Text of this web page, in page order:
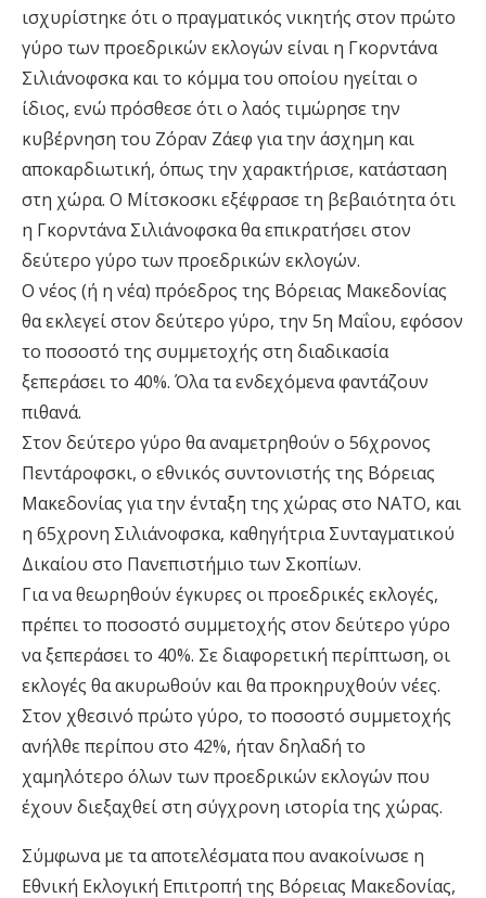
ισχυρίστηκε ότι ο πραγματικός νικητής στον πρώτο
γύρο των προεδρικών εκλογών είναι η Γκορντάνα
Σιλιάνοφσκα και το κόμμα του οποίου ηγείται ο
ίδιος, ενώ πρόσθεσε ότι ο λαός τιμώρησε την
κυβέρνηση του Ζόραν Ζάεφ για την άσχημη και
αποκαρδιωτική, όπως την χαρακτήρισε, κατάσταση
στη χώρα. Ο Μίτσκοσκι εξέφρασε τη βεβαιότητα ότι
η Γκορντάνα Σιλιάνοφσκα θα επικρατήσει στον
δεύτερο γύρο των προεδρικών εκλογών.
Ο νέος (ή η νέα) πρόεδρος της Βόρειας Μακεδονίας
θα εκλεγεί στον δεύτερο γύρο, την 5η Μαΐου, εφόσον
το ποσοστό της συμμετοχής στη διαδικασία
ξεπεράσει το 40%. Όλα τα ενδεχόμενα φαντάζουν
πιθανά.
Στον δεύτερο γύρο θα αναμετρηθούν ο 56χρονος
Πεντάροφσκι, ο εθνικός συντονιστής της Βόρειας
Μακεδονίας για την ένταξη της χώρας στο ΝΑΤΟ, και
η 65χρονη Σιλιάνοφσκα, καθηγήτρια Συνταγματικού
Δικαίου στο Πανεπιστήμιο των Σκοπίων.
Για να θεωρηθούν έγκυρες οι προεδρικές εκλογές,
πρέπει το ποσοστό συμμετοχής στον δεύτερο γύρο
να ξεπεράσει το 40%. Σε διαφορετική περίπτωση, οι
εκλογές θα ακυρωθούν και θα προκηρυχθούν νέες.
Στον χθεσινό πρώτο γύρο, το ποσοστό συμμετοχής
ανήλθε περίπου στο 42%, ήταν δηλαδή το
χαμηλότερο όλων των προεδρικών εκλογών που
έχουν διεξαχθεί στη σύγχρονη ιστορία της χώρας.
Σύμφωνα με τα αποτελέσματα που ανακοίνωσε η
Εθνική Εκλογική Επιτροπή της Βόρειας Μακεδονίας,